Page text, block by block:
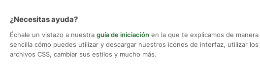
¿Necesitas ayuda?
Échale un vistazo a nuestra guía de iniciación en la que te explicamos de manera
sencilla cómo puedes utilizar y descargar nuestros iconos de interfaz, utilizar los
archivos CSS, cambiar sus estilos y mucho más.